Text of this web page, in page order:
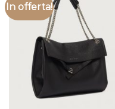
In offerta!